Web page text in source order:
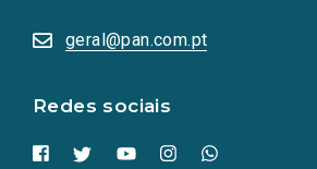
geral@pan.com.pt
Redes sociais
numa
nova